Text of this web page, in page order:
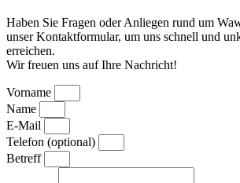
Haben Sie Fragen oder Anliegen rund um
unser Kontaktformular, um uns schnell und
erreichen.
Wir freuen uns auf Ihre Nachricht!
Vorname
Name
E-Mail
Telefon (optional)
Betreff